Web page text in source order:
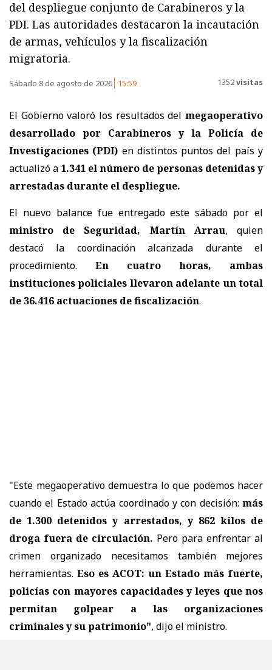
del despliegue conjunto de Carabineros y la
PDI. Las autoridades destacaron la incautación
de armas, vehículos y la fiscalización
migratoria.
Sábado 8 de agosto de 2026 15:59 1352visitas
El Gobierno valoró los resultados del megaoperativo
desarrollado por Carabineros y la Policía de
Investigaciones (PDI) en distintos puntos del país y
actualizó a 1.341 el número de personas detenidas y
arrestadas durante el despliegue.
El nuevo balance fue entregado este sábado por el
ministro de Seguridad, Martín Arrau, quien
destacó la coordinación alcanzada durante el
procedimiento. En cuatro horas, ambas
instituciones policiales llevaron adelante un total
de 36.416 actuaciones de fiscalización.
"Este megaoperativo demuestra lo que podemos hacer
cuando el Estado actúa coordinado y con decisión: más
de 1.300 detenidos y arrestados, y 862 kilos de
droga fuera de circulación. Pero para enfrentar al
crimen organizado necesitamos también mejores
herramientas. Eso es ACOT: un Estado más fuerte,
policías con mayores capacidades y leyes que nos
permitan golpear a las organizaciones
criminales y su patrimonio", dijo el ministro.